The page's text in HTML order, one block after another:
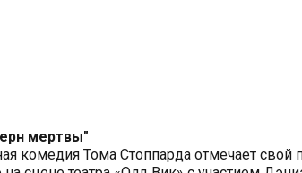
мертвы"
комедия Тома Стоппарда отмечает